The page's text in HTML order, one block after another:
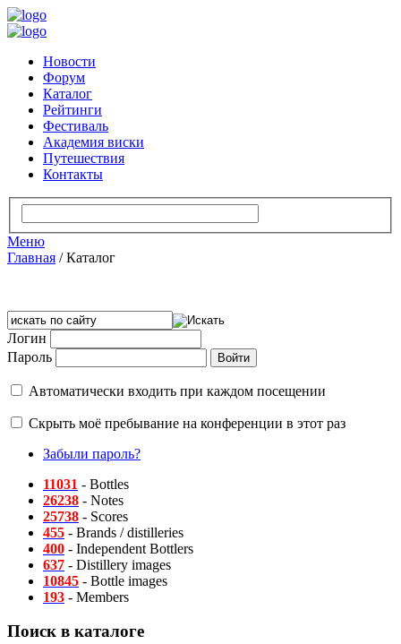
Новости
Форум
Каталог
Рейтинги
Фестиваль
Академия виски
Путешествия
Контакты
Меню
Главная /Каталог
Логин
Пароль
Автоматически входить при каждом посещении
Скрыть моё пребывание на конференции в этот раз
Забыли пароль?
11031 - Bottles
26238 - Notes
25738 - Scores
455 - Brands / distilleries
400 - Independent Bottlers
637 - Distillery images
10845 - Bottle images
193 - Members
Поиск в каталоге